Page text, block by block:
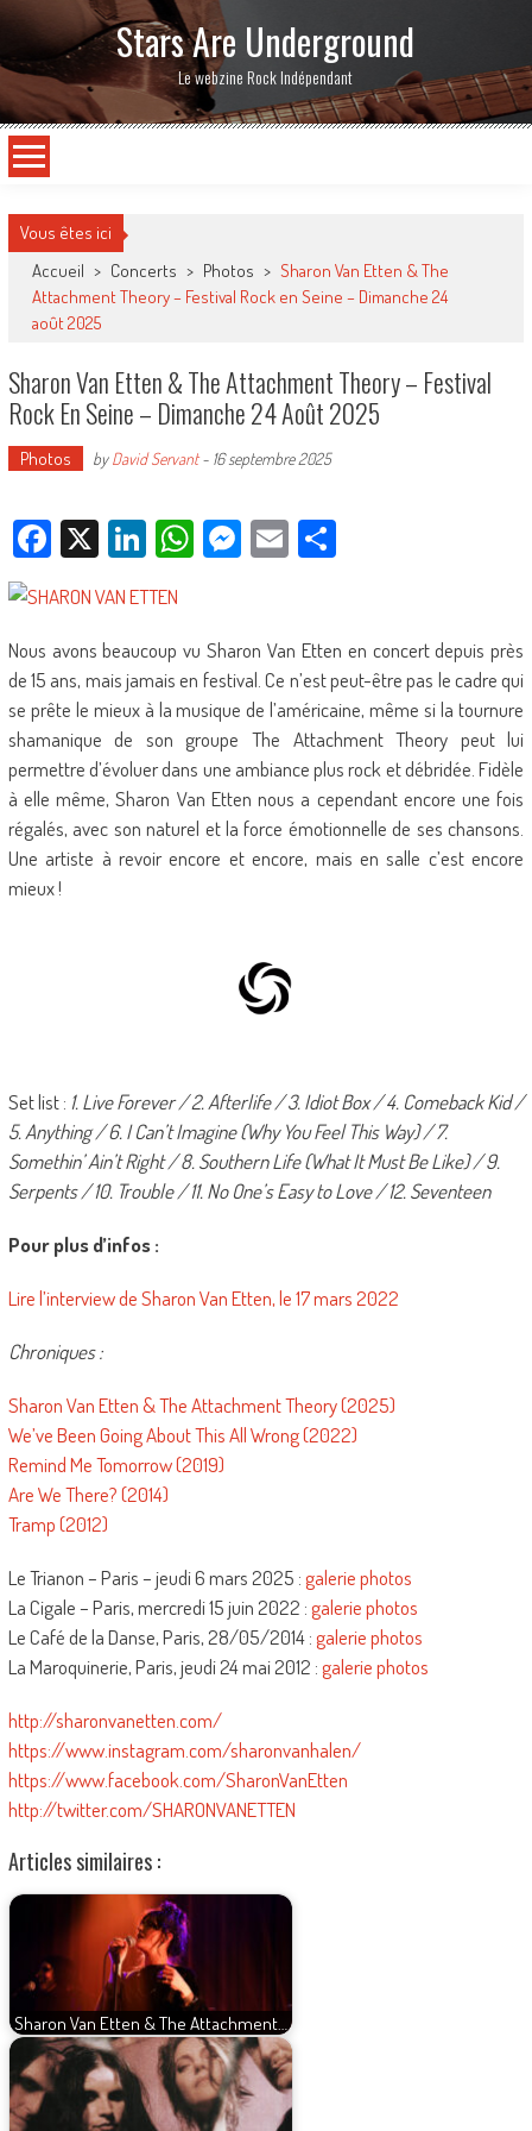
Stars Are Underground
Le webzine Rock Indépendant
Vous êtes ici
Accueil > Concerts > Photos > Sharon Van Etten & The
Attachment Theory – Festival Rock en Seine – Dimanche 24
août 2025
Sharon Van Etten & The Attachment Theory – Festival
Rock En Seine – Dimanche 24 Août 2025
Photos byDavid Servant- 16 septembre 2025
Facebook
X LinkedIn
WhatsApp
Messenger
EmailPartager
Nous avons beaucoup vu Sharon Van Etten en concert depuis près
de 15 ans, mais jamais en festival. Ce n’est peut-être pas le cadre qui
se prête le mieux à la musique de l’américaine, même si la tournure
shamanique de son groupe The Attachment Theory peut lui
permettre d’évoluer dans une ambiance plus rock et débridée. Fidèle
à elle même, Sharon Van Etten nous a cependant encore une fois
régalés, avec son naturel et la force émotionnelle de ses chansons.
Une artiste à revoir encore et encore, mais en salle c’est encore
mieux !
Set list : 1. Live Forever / 2. Afterlife / 3. Idiot Box / 4. Comeback Kid /
5. Anything / 6. I Can’t Imagine (Why You Feel This Way) / 7.
Somethin’ Ain’t Right / 8. Southern Life (What It Must Be Like) / 9.
Serpents / 10. Trouble / 11. No One’s Easy to Love / 12. Seventeen
Pour plus d’infos :
Lire l’interview de Sharon Van Etten, le 17 mars 2022
Chroniques :
Sharon Van Etten & The Attachment Theory (2025)
We’ve Been Going About This All Wrong (2022)
Remind Me Tomorrow (2019)
Are We There? (2014)
Tramp (2012)
Le Trianon – Paris – jeudi 6 mars 2025 :galerie photos
La Cigale – Paris, mercredi 15 juin 2022 :galerie photos
Le Café de la Danse, Paris, 28/05/2014 :galerie photos
La Maroquinerie, Paris, jeudi 24 mai 2012 :galerie photos
http://sharonvanetten.com/
https://www.instagram.com/sharonvanhalen/
https://www.facebook.com/SharonVanEtten
http://twitter.com/SHARONVANETTEN
Articles similaires :
Sharon Van Etten & The Attachment…